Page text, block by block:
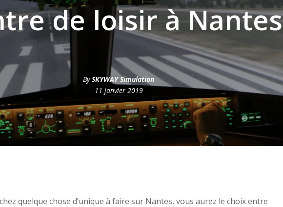
de loisir à Nantes
BySKYWAY Simulation
11 janvier 2019
quelque chose d’unique à faire sur Nantes, vous aurez le choix entre